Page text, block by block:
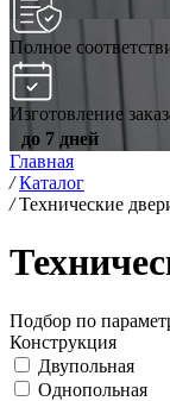
Полное
Изготовление
до 7 дней
Главная
/ Каталог
/ Технические
Подбор по
Конструкция
Двупольная
Однопольная